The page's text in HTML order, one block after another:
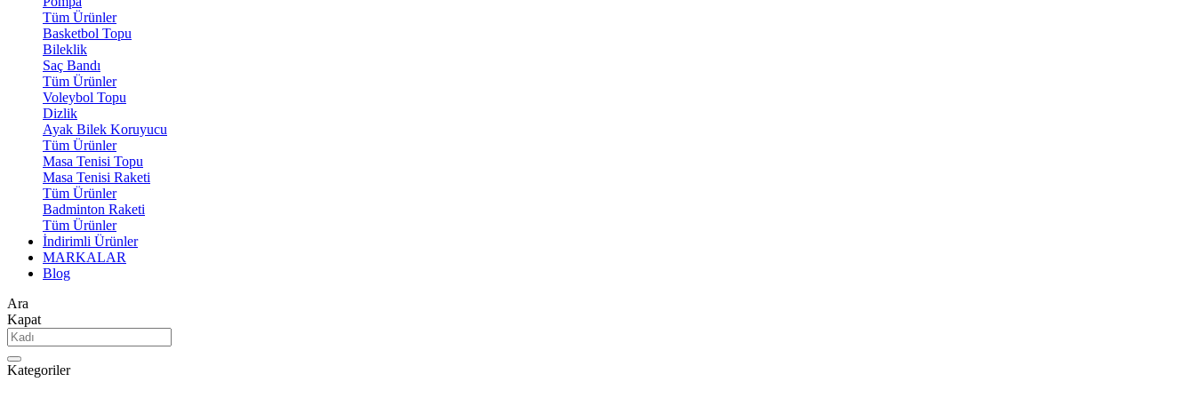
Tüm Ürünler
Basketbol Topu
Bileklik
Saç Bandı
Tüm Ürünler
Voleybol Topu
Dizlik
Ayak Bilek Koruyucu
Tüm Ürünler
Masa Tenisi Topu
Masa Tenisi Raketi
Tüm Ürünler
Badminton Raketi
Tüm Ürünler
İndirimli Ürünler
MARKALAR
Blog
Ara
Kapat
Kategoriler